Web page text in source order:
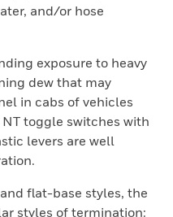
and/or hose
exposure to heavy
dew that may
in cabs of vehicles
toggle switches with
levers are well
flat-base styles, the
styles of termination: